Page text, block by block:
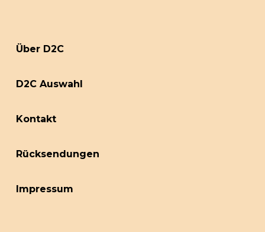
Über D2C
D2C Auswahl
Kontakt
Rücksendungen
Impressum